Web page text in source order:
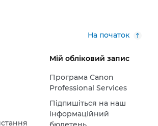
На початок
Мій обліковий запис
Програма Canon
Professional Services
Підпишіться на наш
інформаційний